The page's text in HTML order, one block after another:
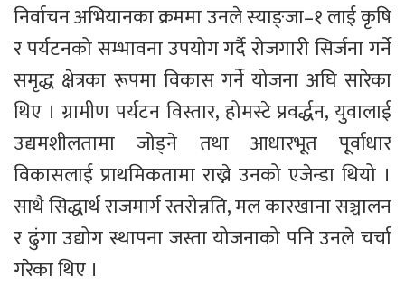
निर्वाचन अभियानका क्रममा उनले स्याङ्जा–१ लाई कृषि
र पर्यटनको सम्भावना उपयोग गर्दै रोजगारी सिर्जना गर्ने
समृद्ध क्षेत्रका रूपमा विकास गर्ने योजना अघि सारेका
थिए । ग्रामीण पर्यटन विस्तार, होमस्टे प्रवर्द्धन, युवालाई
उद्यमशीलतामा जोड्ने तथा आधारभूत पूर्वाधार
विकासलाई प्राथमिकतामा राख्ने उनको एजेन्डा थियो ।
साथै सिद्धार्थ राजमार्ग स्तरोन्नति, मल कारखाना सञ्चालन
र ढुंगा उद्योग स्थापना जस्ता योजनाको पनि उनले चर्चा
गरेका थिए ।